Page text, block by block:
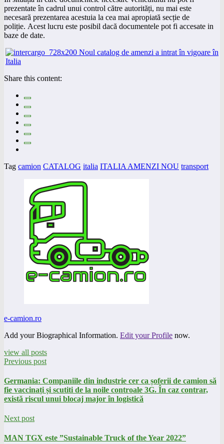
prezentate în cadrul unui control către autorități, nu mai este
necesară prezentarea acestuia la cea mai apropiată secție de
poliție. Acest lucru este posibil dacă documentele pot fi accesate in
baze de date.
Share this content:
Tag camion CATALOG italia ITALIA AMENZI NOU transport
e-camion.ro
Add your Biographical Information. Edit your Profile now.
view all posts
Previous post
Germania: Companiile din industrie cer ca șoferii de camion să
fie vaccinați și scutiti de la noile controale 3G. În caz contrar,
există riscul unui blocaj major în logistică
Next post
MAN TGX este ”Sustainable Truck of the Year 2022”